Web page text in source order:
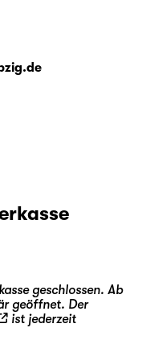
geschlossen. Ab
geöffnet. Der
ist jederzeit